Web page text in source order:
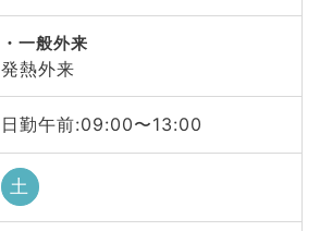
一般外来
発熱外来
日勤午前:09:00〜13:00
土